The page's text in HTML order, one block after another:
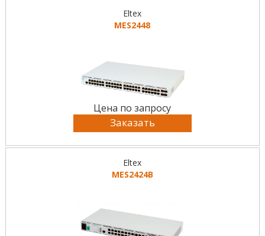
Eltex
MES2448
Цена по запросу
Заказать
Eltex
MES2424B